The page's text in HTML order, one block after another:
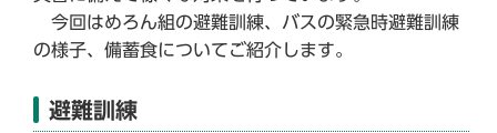
今回はめろん組の避難訓練、バスの緊急時避難訓練
の様子、備蓄食についてご紹介します。
避難訓練